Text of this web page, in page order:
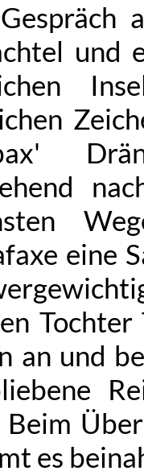
und
eine
an und
Beim
es